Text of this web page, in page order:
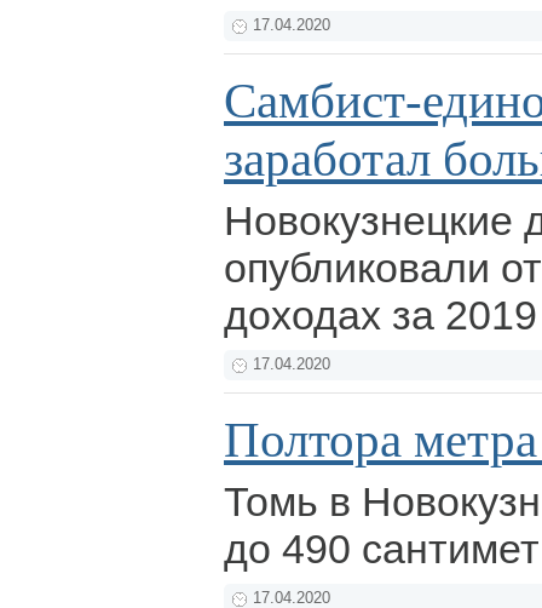
17.04.2020
Самбист-
заработал
Новокузнецкие
опубликовали
доходах за
17.04.2020
Полтора
Томь в
до 490
17.04.2020